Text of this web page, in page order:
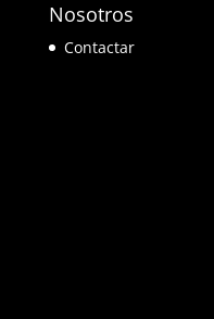
Nosotros
Contactar